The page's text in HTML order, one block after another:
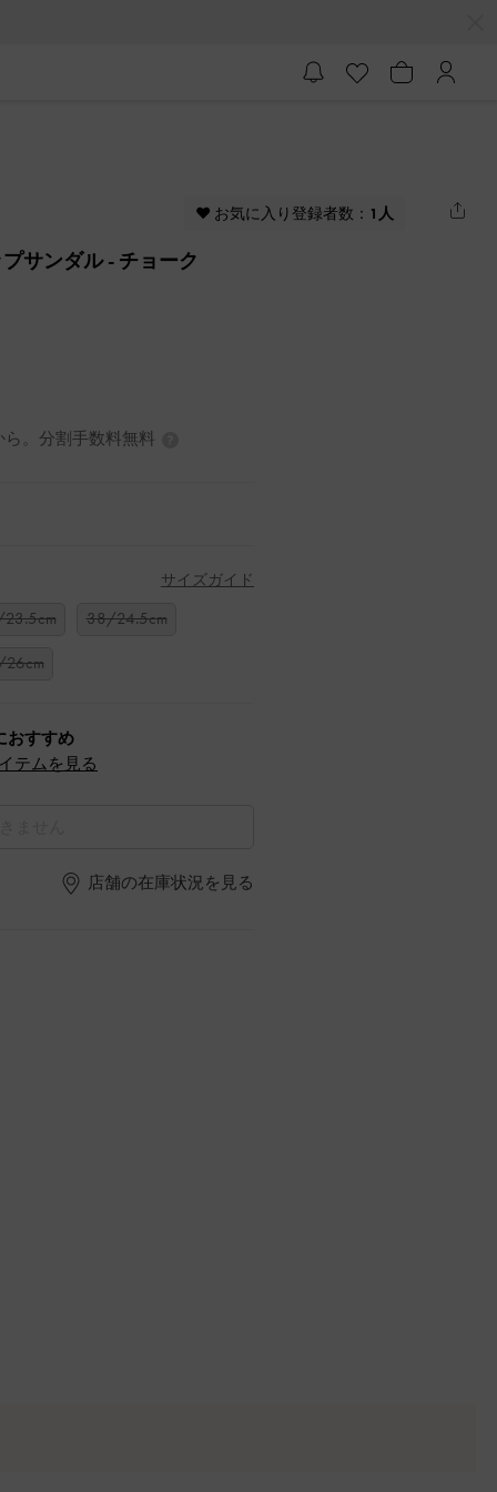
♥ お気に入り登録者数： 1人
サンダル- チョーク
。分割手数料無料
サイズガイド
38/24.5cm
おすすめ
テムを見る
店舗の在庫状況を見る